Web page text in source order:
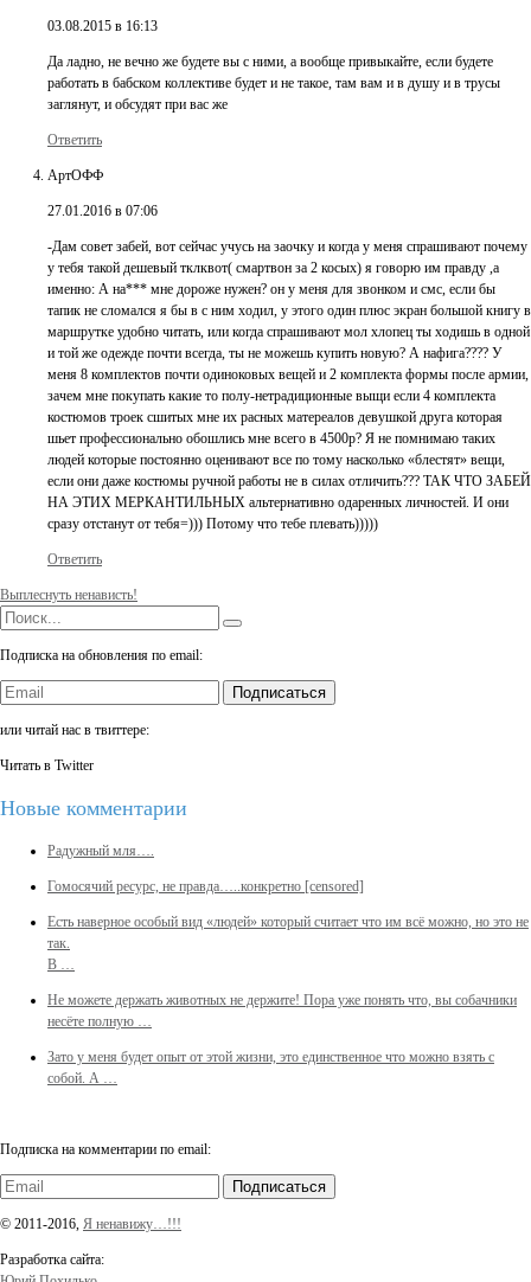
03.08.2015 в 16:13
Да ладно, не вечно же будете вы с ними, а вообще привыкайте, если будете
работать в бабском коллективе будет и не такое, там вам и в душу и в трусы
заглянут, и обсудят при вас же
Ответить
АртОФФ
27.01.2016 в 07:06
-Дам совет забей, вот сейчас учусь на заочку и когда у меня спрашивают почему
у тебя такой дешевый тклквот( смартвон за 2 косых) я говорю им правду ,а
именно: А на*** мне дороже нужен? он у меня для звонком и смс, если бы
тапик не сломался я бы в с ним ходил, у этого один плюс экран большой книгу в
маршрутке удобно читать, или когда спрашивают мол хлопец ты ходишь в одной
и той же одежде почти всегда, ты не можешь купить новую? А нафига???? У
меня 8 комплектов почти одиноковых вещей и 2 комплекта формы после армии,
зачем мне покупать какие то полу-нетрадиционные выщи если 4 комплекта
костюмов троек сшитых мне их расных матереалов девушкой друга которая
шьет профессионально обошлись мне всего в 4500р? Я не помнимаю таких
людей которые постоянно оценивают все по тому насколько «блестят» вещи,
если они даже костюмы ручной работы не в силах отличить??? ТАК ЧТО ЗАБЕЙ
НА ЭТИХ МЕРКАНТИЛЬНЫХ альтернативно одаренных личностей. И они
сразу отстанут от тебя=))) Потому что тебе плевать)))))
Ответить
Выплеснуть ненависть!
Подписка на обновления по email:
Подписаться
или читай нас в твиттере:
Читать в Twitter
Новые комментарии
Радужный мля….
Гомосячий ресурс, не правда…..конкретно [censored]
Есть наверное особый вид «людей» который считает что им всё можно, но это не
так.
В …
Не можете держать животных не держите! Пора уже понять что, вы собачники
несёте полную …
Зато у меня будет опыт от этой жизни, это единственное что можно взять с
собой. А …
Подписка на комментарии по email:
Подписаться
© 2011-2016, Я ненавижу…!!!
Разработка сайта: